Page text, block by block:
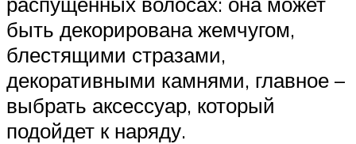
быть декорирована жемчугом,
блестящими стразами,
декоративными камнями, главное –
выбрать аксессуар, который
подойдет к наряду.